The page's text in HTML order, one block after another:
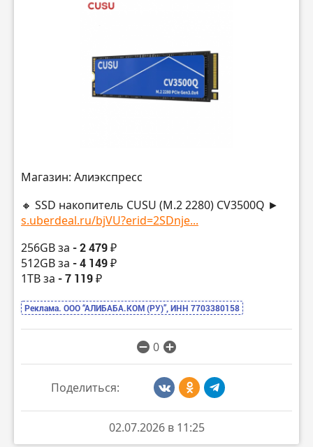
Магазин: Алиэкспресс
🔸 SSD накопитель CUSU (M.2 2280) CV3500Q ►
s.uberdeal.ru/bjVU?erid=2SDnje...
256GB за - 2 479 ₽
512GB за - 4 149 ₽
1TB за - 7 119 ₽
Реклама. ООО “АЛИБАБА.КОМ (РУ)”, ИНН 7703380158
0
Поделиться:
02.07.2026 в 11:25